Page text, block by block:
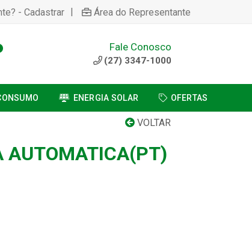
- Cadastrar | Área do Representante
Fale Conosco
(27) 3347-1000
ENERGIA SOLAR OFERTAS
VOLTAR
AUTOMATICA(PT)